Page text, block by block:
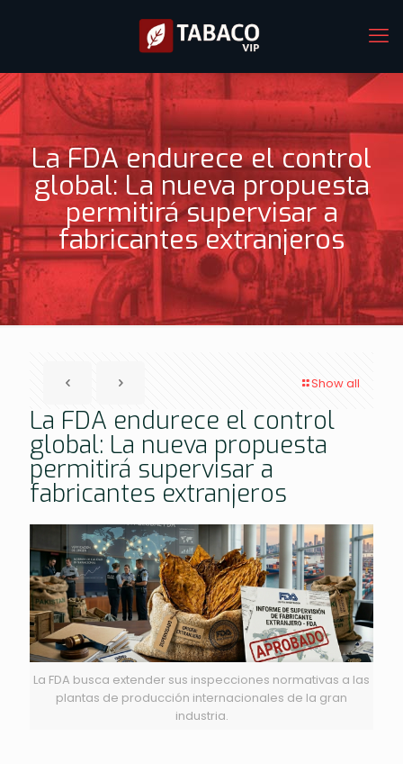
La FDA endurece el control
global: La nueva propuesta
permitirá supervisar a
fabricantes extranjeros
Show all
La FDA endurece el control
global: La nueva propuesta
permitirá supervisar a
fabricantes extranjeros
La FDA busca extender sus inspecciones normativas a las
plantas de producción internacionales de la gran
industria.